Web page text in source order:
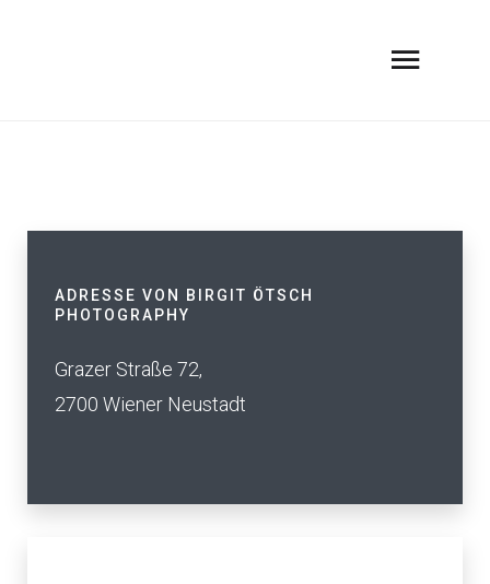
ADRESSE VON BIRGIT ÖTSCH
PHOTOGRAPHY
Grazer Straße 72,
2700 Wiener Neustadt